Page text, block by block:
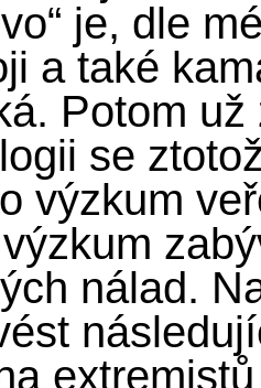
je, dle
a také
Potom
se
výzkum
nálad.